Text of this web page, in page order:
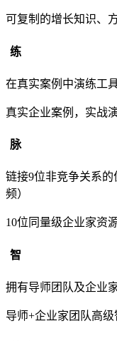
可复制的增长知识、
练
在真实案例中演练工
真实企业案例，实战
脉
链接9位非竞争关系
频）
10位同量级企业家资
智
拥有导师团队及企业
导师+企业家团队高级